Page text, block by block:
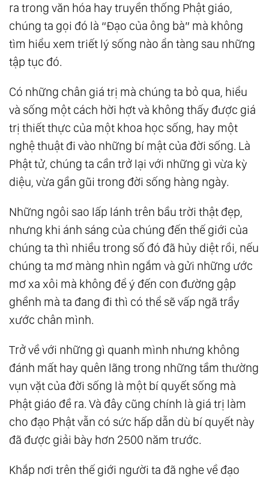
ra trong văn hóa hay truyền thống Phật giáo,
chúng ta gọi đó là “Đạo của ông bà” mà không
tìm hiểu xem triết lý sống nào ẩn tàng sau những
tập tục đó.
Có những chân giá trị mà chúng ta bỏ qua, hiểu
và sống một cách hời hợt và không thấy được giá
trị thiết thực của một khoa học sống, hay một
nghệ thuật đi vào những bí mật của đời sống. Là
Phật tử, chúng ta cần trở lại với những gì vừa kỳ
diệu, vừa gần gũi trong đời sống hàng ngày.
Những ngôi sao lấp lánh trên bầu trời thật đẹp,
nhưng khi ánh sáng của chúng đến thế giới của
chúng ta thì nhiều trong số đó đã hủy diệt rồi, nếu
chúng ta mơ màng nhìn ngắm và gửi những ước
mơ xa xôi mà không để ý đến con đường gập
ghềnh mà ta đang đi thì có thể sẽ vấp ngã trầy
xước chân mình.
Trở về với những gì quanh mình nhưng không
đánh mất hay quên lãng trong những tầm thường
vụn vặt của đời sống là một bí quyết sống mà
Phật giáo đề ra. Và đây cũng chính là giá trị làm
cho đạo Phật vẫn có sức hấp dẫn dù bí quyết này
đã được giải bày hơn 2500 năm trước.
Khắp nơi trên thế giới người ta đã nghe về đạo